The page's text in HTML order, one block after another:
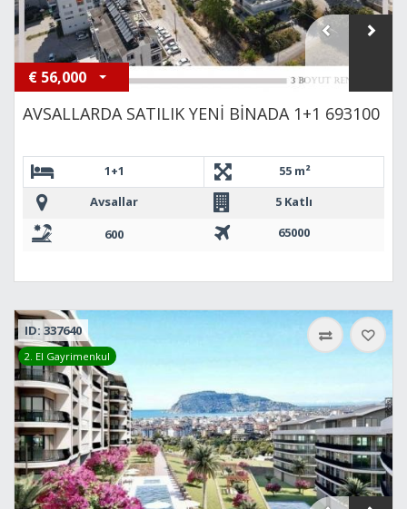
€ 56,000
AVSALLARDA SATILIK YENİ BİNADA 1+1 693100
1+1
55 m²
Avsallar
5 Katlı
600
65000
ID: 337640
2. El Gayrimenkul